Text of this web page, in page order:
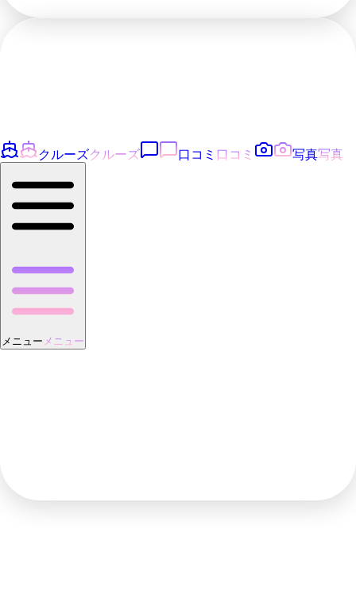
クルーズクルーズ 口コミ 口コミ 写真写真
メニュー メニュー